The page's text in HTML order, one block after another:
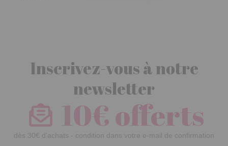
Inscrivez-vous à notre
newsletter
10€ offerts
dès 30€ d’achats - condition dans votre e-mail de confirmation